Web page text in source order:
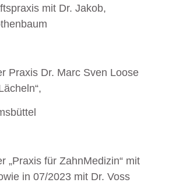
mit Dr. Jakob,
Praxis Dr. Marc Sven Loose
„Praxis für ZahnMedizin“ mit
in 07/2023 mit Dr. Voss